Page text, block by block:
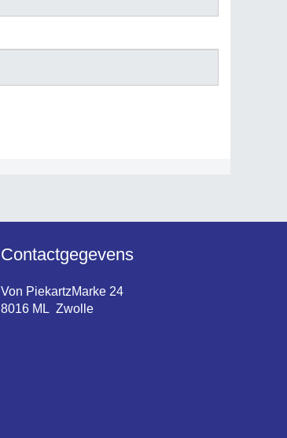
Contactgegevens
Von PiekartzMarke 24
8016 ML Zwolle